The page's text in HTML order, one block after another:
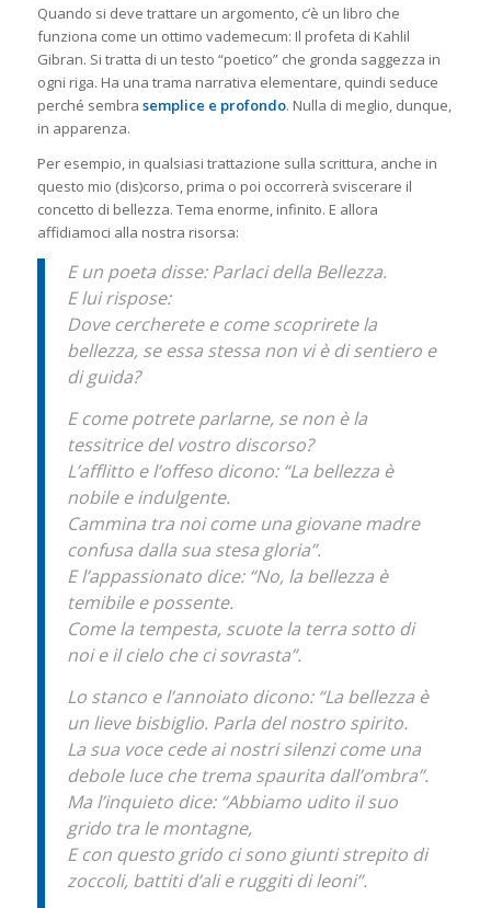
Quando si deve trattare un argomento, c’è un libro che
funziona come un ottimo vademecum: Il profeta di Kahlil
Gibran. Si tratta di un testo “poetico” che gronda saggezza in
ogni riga. Ha una trama narrativa elementare, quindi seduce
perché sembra semplice e profondo. Nulla di meglio, dunque,
in apparenza.
Per esempio, in qualsiasi trattazione sulla scrittura, anche in
questo mio (dis)corso, prima o poi occorrerà sviscerare il
concetto di bellezza. Tema enorme, infinito. E allora
affidiamoci alla nostra risorsa:
E un poeta disse: Parlaci della Bellezza.
E lui rispose:
Dove cercherete e come scoprirete la
bellezza, se essa stessa non vi è di sentiero e
di guida?
E come potrete parlarne, se non è la
tessitrice del vostro discorso?
L’afflitto e l’offeso dicono: “La bellezza è
nobile e indulgente.
Cammina tra noi come una giovane madre
confusa dalla sua stesa gloria”.
E l’appassionato dice: “No, la bellezza è
temibile e possente.
Come la tempesta, scuote la terra sotto di
noi e il cielo che ci sovrasta”.
Lo stanco e l’annoiato dicono: “La bellezza è
un lieve bisbiglio. Parla del nostro spirito.
La sua voce cede ai nostri silenzi come una
debole luce che trema spaurita dall’ombra”.
Ma l’inquieto dice: “Abbiamo udito il suo
grido tra le montagne,
E con questo grido ci sono giunti strepito di
zoccoli, battiti d’ali e ruggiti di leoni”.